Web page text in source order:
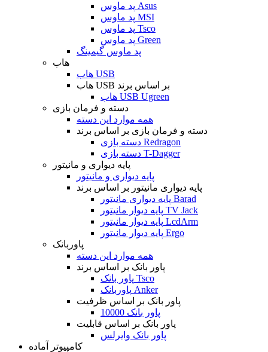
پد ماوس Asus
پد ماوس MSI
پد ماوس Tsco
پد ماوس Green
پد ماوس گیمینگ
هاب
هاب USB
هاب USB بر اساس برند
هاب USB Ugreen
دسته و فرمان بازی
همه موارد این دسته
دسته و فرمان بازی بر اساس برند
دسته بازی Redragon
دسته بازی T-Dagger
پایه دیواری و مانیتور
پایه دیواری و مانیتور
پایه دیواری مانیتور بر اساس برند
پایه دیواری مانیتور Barad
پایه دیوار مانیتور TV Jack
پایه دیوار مانیتور LcdArm
پایه دیوار مانیتور Ergo
پاوربانک
همه موارد این دسته
پاور بانک بر اساس برند
پاور بانک Tsco
پاوربانک Anker
پاور بانک بر اساس ظرفیت
پاور بانک 10000
پاور بانک بر اساس قابلیت
پاور بانک وایرلس
کامپیوتر آماده